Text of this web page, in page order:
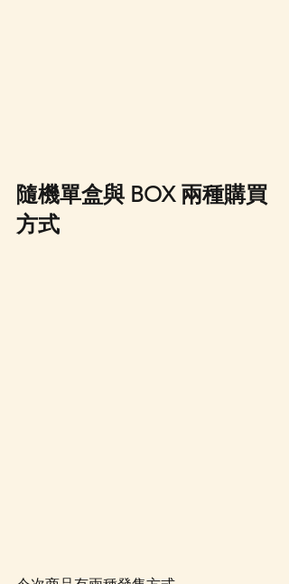
隨機單盒與 BOX 兩種購買
方式